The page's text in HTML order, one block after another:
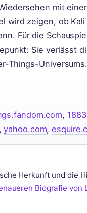
mit
wird zeigen, ob
Für die
Sie verlässt
Things-
,
,yahoo.com,
Herkunft und die
Biografie von